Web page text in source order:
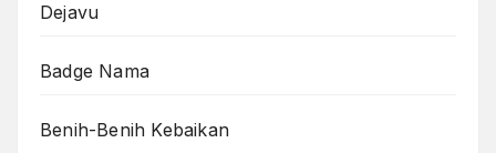
Dejavu
Badge Nama
Benih-Benih Kebaikan